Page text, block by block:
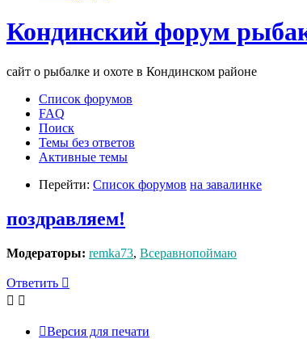
Кондинский форум
сайт о рыбалке и охоте в Кондинском районе
Список форумов
FAQ
Поиск
Темы без ответов
Активные темы
Перейти: Список форумов на завалинке
поздравляем!
Модераторы: remka73, Всеравнопоймаю
Ответить
Версия для печати